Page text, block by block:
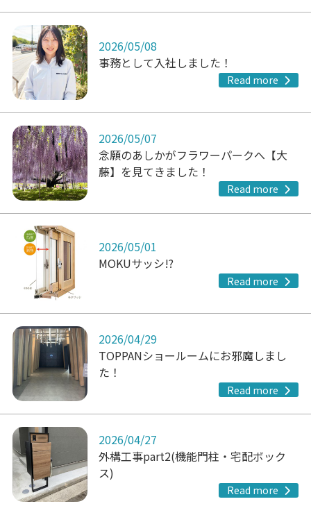
2026/05/08
事務として入社しました！
Read more
2026/05/07
念願のあしかがフラワーパークへ【大
藤】を見てきました！
Read more
2026/05/01
MOKUサッシ!?
Read more
2026/04/29
TOPPANショールームにお邪魔しまし
た！
Read more
2026/04/27
外構工事part2(機能門柱・宅配ボック
ス)
Read more